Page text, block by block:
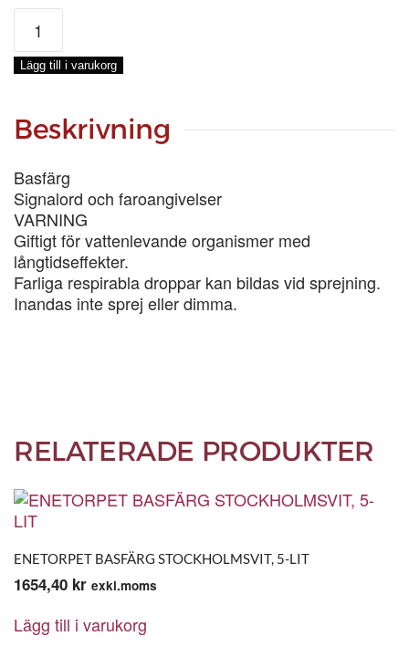
ENETORPET
BASFÄRG
JONATANS
BLÅ
5-
LIT
Lägg till i varukorg
Beskrivning
Basfärg
Signalord och faroangivelser
VARNING
Giftigt för vattenlevande organismer med
långtidseffekter.
Farliga respirabla droppar kan bildas vid sprejning.
Inandas inte sprej eller dimma.
RELATERADE PRODUKTER
ENETORPET BASFÄRG STOCKHOLMSVIT, 5-LIT
1654,40 kr exkl.moms
Lägg till i varukorg